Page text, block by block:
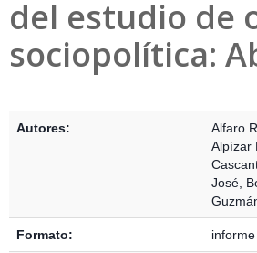
del estudio de
sociopolítica:
Autores: Alfaro
Alpízar
José
Formato: